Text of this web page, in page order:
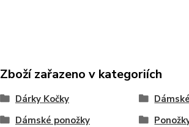
Zboží zařazeno v kategoriích
Dárky Kočky
Dámské ponožky